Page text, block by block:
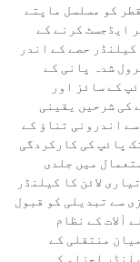
کو مسلسل ماپتے
ایڈجسٹ کرنے کے
حصے کے اندر
شدہ پانی کے
کے سائز اور
کی شرحیں یقینی
اندرونی تناؤ کے
پائپ کی کارکردگی
میں جلدی
لائن کا کیلنڈر
سے تبدیلی کو قبول
آلات کے نظام
منتقلی کے
اجزاء کی